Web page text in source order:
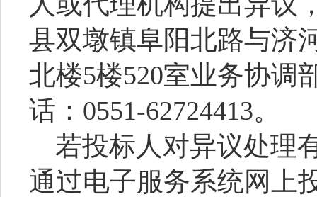
县双墩镇阜阳北路与济
北楼5楼520室业务协调
话： 0551-62724413。
若投标人对异议处理
通过电子服务系统网上